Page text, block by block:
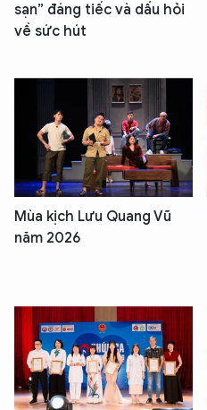
sạn” đáng tiếc và dấu hỏi
về sức hút
Mùa kịch Lưu Quang Vũ
năm 2026